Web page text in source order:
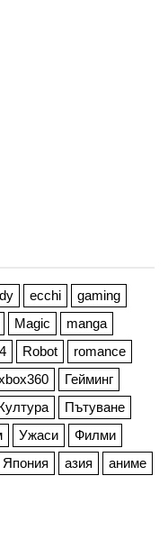
ecchi
gaming
Magic
manga
Robot
romance
Гейминг
Пътуване
Ужаси
Филми
Япония азия
аниме